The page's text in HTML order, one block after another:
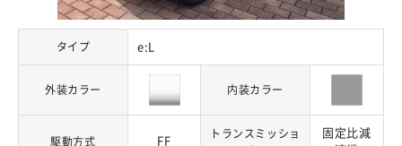
タイプ e:L
外装カラー 内装カラー
駆動方式 FF
トランスミッショ
固定比減